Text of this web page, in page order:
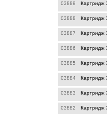
03889 Картридж
03888 Картридж
03887 Картридж
03886 Картридж
03885 Картридж
03884 Картридж
03883 Картридж
03882 Картридж